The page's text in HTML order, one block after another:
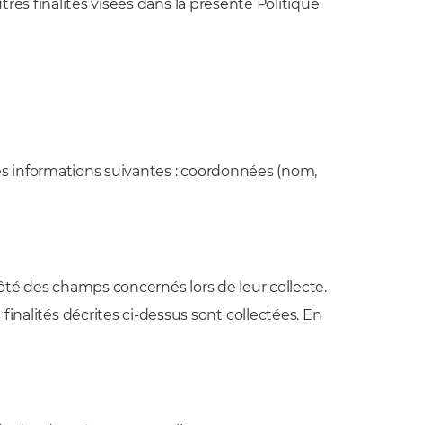
finalités visées dans la présente Politique
informations suivantes : coordonnées (nom,
des champs concernés lors de leur collecte.
décrites ci-dessus sont collectées. En